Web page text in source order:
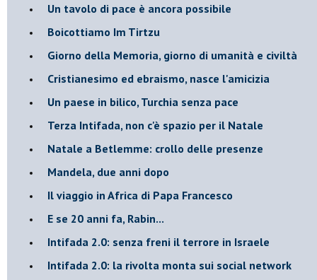
Un tavolo di pace è ancora possibile
Boicottiamo Im Tirtzu
Giorno della Memoria, giorno di umanità e civiltà
Cristianesimo ed ebraismo, nasce l'amicizia
Un paese in bilico, Turchia senza pace
Terza Intifada, non c'è spazio per il Natale
Natale a Betlemme: crollo delle presenze
Mandela, due anni dopo
Il viaggio in Africa di Papa Francesco
E se 20 anni fa, Rabin...
Intifada 2.0: senza freni il terrore in Israele
Intifada 2.0: la rivolta monta sui social network